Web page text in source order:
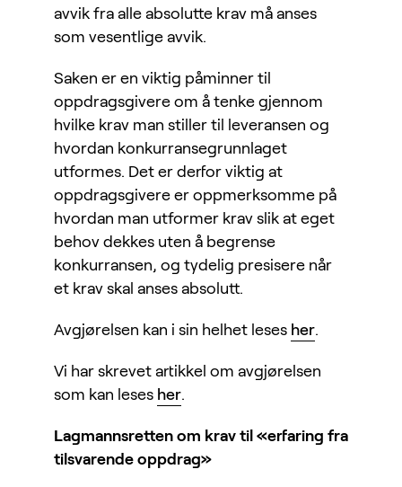
avvik fra alle absolutte krav må anses
som vesentlige avvik.
Saken er en viktig påminner til
oppdragsgivere om å tenke gjennom
hvilke krav man stiller til leveransen og
hvordan konkurransegrunnlaget
utformes. Det er derfor viktig at
oppdragsgivere er oppmerksomme på
hvordan man utformer krav slik at eget
behov dekkes uten å begrense
konkurransen, og tydelig presisere når
et krav skal anses absolutt.
Avgjørelsen kan i sin helhet leses her.
Vi har skrevet artikkel om avgjørelsen
som kan leses her.
Lagmannsretten om krav til «erfaring fra
tilsvarende oppdrag»